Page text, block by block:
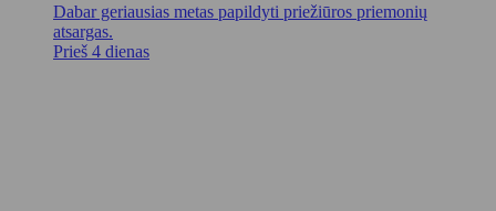
Dabar geriausias metas papildyti priežiūros priemonių
atsargas.
Prieš 4 dienas